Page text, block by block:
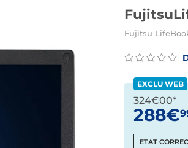
Fujitsu LifeBook
EXCLU WEB
324€00*
288€
ETAT